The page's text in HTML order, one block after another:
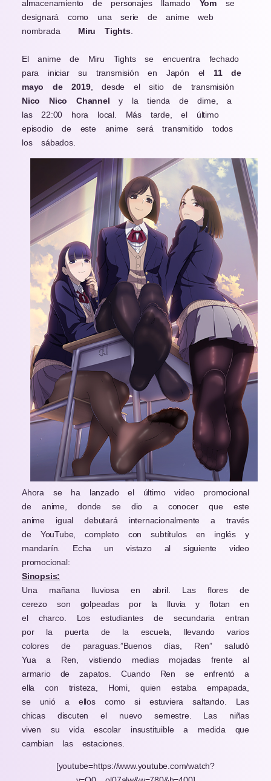
almacenamiento de personajes llamado Yom se
designará como una serie de anime web
nombrada
Miru Tights.
El anime de Miru Tights se encuentra fechado
para iniciar su transmisión en Japón el 11 de
mayo de 2019, desde el sitio de transmisión
Nico Nico Channel y la tienda de dime, a
las 22:00 hora local. Más tarde, el último
episodio de este anime será transmitido todos
los sábados.
Ahora se ha lanzado el último video promocional
de anime, donde se dio a conocer que este
anime igual debutará internacionalmente a través
de YouTube, completo con subtítulos en inglés y
mandarín. Echa un vistazo al siguiente video
promocional:
Sinopsis:
Una mañana lluviosa en abril. Las flores de
cerezo son golpeadas por la lluvia y flotan en
el charco. Los estudiantes de secundaria entran
por la puerta de la escuela, llevando varios
colores de paraguas.”Buenos días, Ren” saludó
Yua a Ren, vistiendo medias mojadas frente al
armario de zapatos. Cuando Ren se enfrentó a
ella con tristeza, Homi, quien estaba empapada,
se unió a ellos como si estuviera saltando. Las
chicas discuten el nuevo semestre. Las niñas
viven su vida escolar insustituible a medida que
cambian las estaciones.
[youtube=https://www.youtube.com/watch?